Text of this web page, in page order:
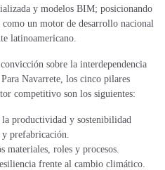
y modelos BIM; posicionando
un motor de desarrollo nacional
latinoamericano.
sobre la interdependencia
Navarrete, los cinco pilares
competitivo son los siguientes:
la productividad y sostenibilidad
prefabricación.
materiales, roles y procesos.
frente al cambio climático.